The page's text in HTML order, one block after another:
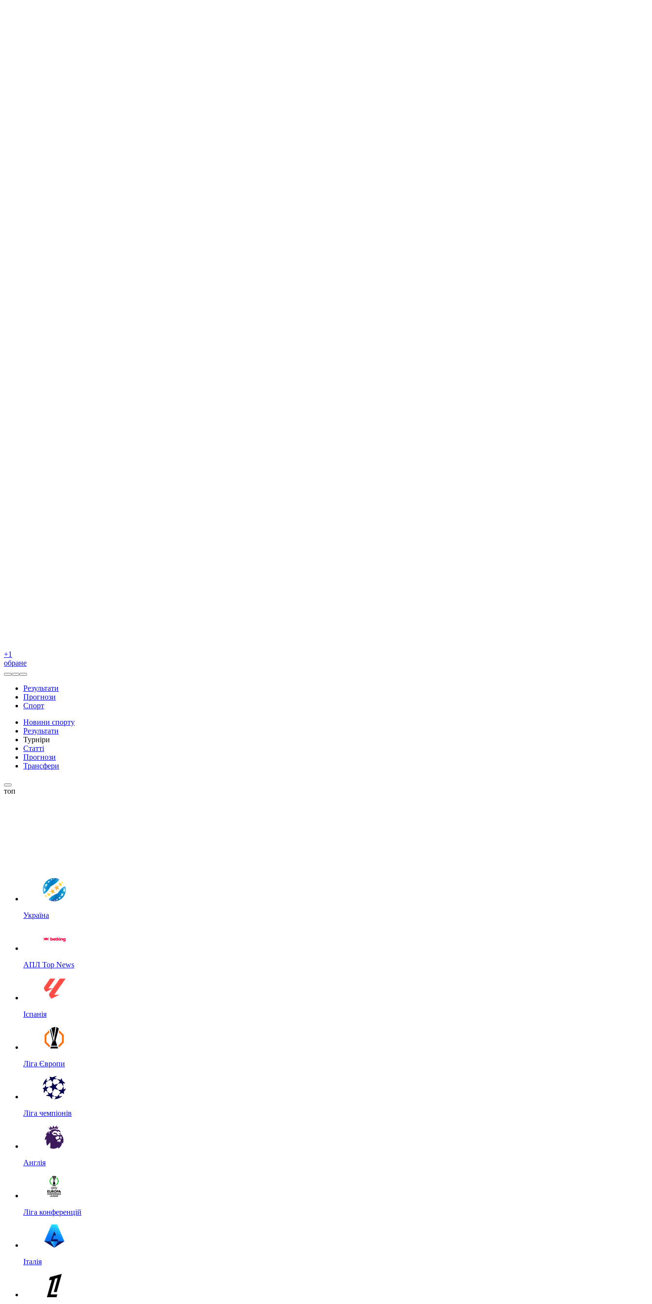
+1
обране
Результати
Прогнози
Спорт
Новини спорту
Результати
Турніри
Статті
Прогнози
Трансфери
топ
Україна
АПЛ Top News
Іспанія
Ліга Європи
Ліга чемпіонів
Англія
Ліга конференцій
Італія